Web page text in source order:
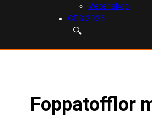
Vetenskap
CES 2026
🔍
Foppatofflor